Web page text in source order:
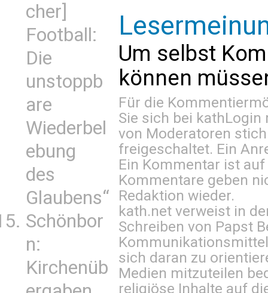
cher]
Football:
Die
unstoppb
are
Wiederbel
ebung
des
Glaubens“
Schönbor
n:
Kirchenüb
Um selbst
können
Für die
Sie sich bei kathLogin
von Moderatoren
freigeschaltet. Ein
Ein Kommentar ist
Kommentare geben
Redaktion wieder.
kath.net verweist in
Schreiben von Papst
sich daran zu
Medien mitzuteilen
religiöse Inhalte auf